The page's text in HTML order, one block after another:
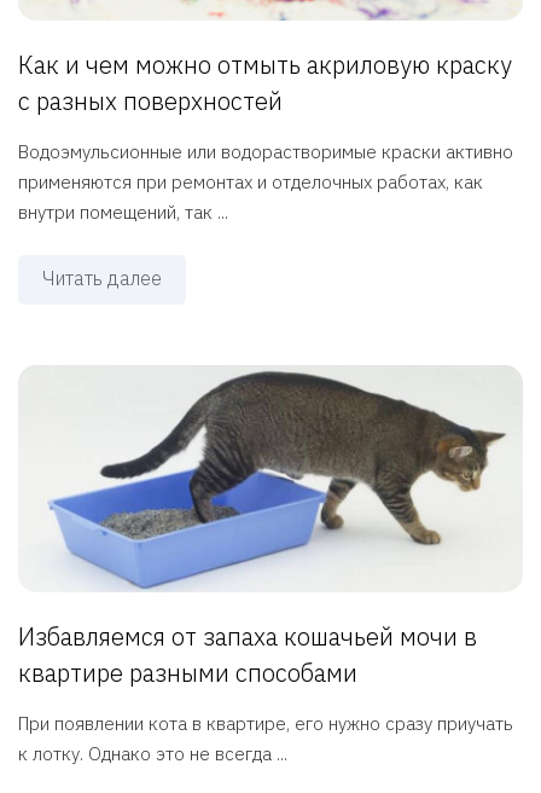
Как и чем можно отмыть акриловую краску
с разных поверхностей
Водоэмульсионные или водорастворимые краски активно
применяются при ремонтах и отделочных работах, как
внутри помещений, так ...
Читать далее
Избавляемся от запаха кошачьей мочи в
квартире разными способами
При появлении кота в квартире, его нужно сразу приучать
к лотку. Однако это не всегда ...